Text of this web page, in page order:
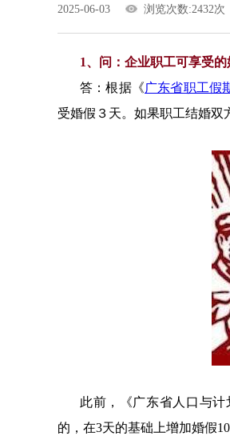
2025-06-03 浏览次数:2432次
1、问：企业职工可享受
答：根据《广东省职工假
受婚假３天。如果职工结婚双
此前，《广东省人口与
的，在3天的基础上增加婚假